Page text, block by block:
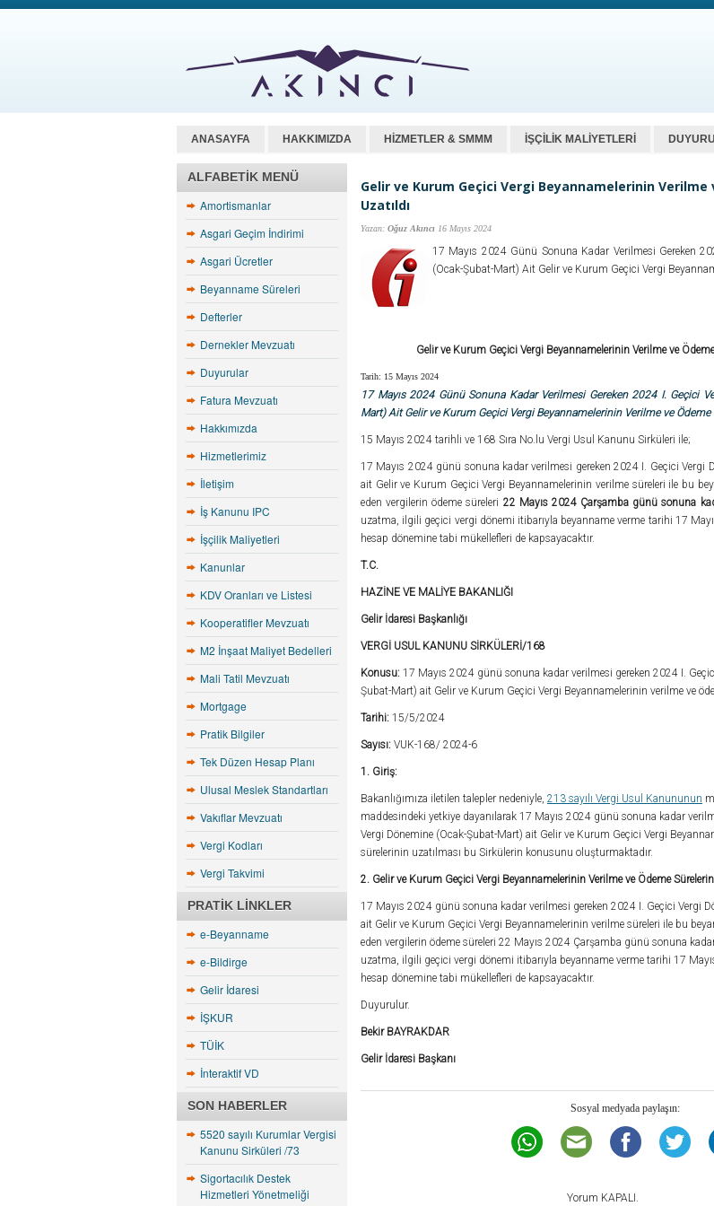
ANASAYFA HAKKIMIZDA HİZMETLER & SMMM İŞÇİLİK MALİYETLERİ
ALFABETIK MENÜ
Amortismanlar
Asgari Geçim İndirimi
Asgari Ücretler
Beyanname Süreleri
Defterler
Dernekler Mevzuatı
Duyurular
Fatura Mevzuatı
Hakkımızda
Hizmetlerimiz
İletişim
İş Kanunu IPC
İşçilik Maliyetleri
Kanunlar
KDV Oranları ve Listesi
Kooperatifler Mevzuatı
M2 İnşaat Maliyet Bedelleri
Mali Tatil Mevzuatı
Mortgage
Pratik Bilgiler
Tek Düzen Hesap Planı
Ulusal Meslek Standartları
Vakıflar Mevzuatı
Vergi Kodları
Vergi Takvimi
PRATIK LINKLER
e-Beyanname
e-Bildirge
Gelir İdaresi
İŞKUR
TÜİK
İnteraktif VD
SON HABERLER
5520 sayılı Kurumlar Vergisi
Kanunu Sirküleri /73
Sigortacılık Destek
Hizmetleri Yönetmeliği
Gelir ve Kurum Geçici Vergi Beyannamelerinin Verilme
Uzatıldı
Yazan: Oğuz Akıncı 16 Mayıs 2024
17 Mayıs 2024 Günü Sonuna Kadar Verilmesi Gereken
(Ocak-Şubat-Mart) Ait Gelir ve Kurum Geçici Vergi
Gelir ve Kurum Geçici Vergi Beyannamelerinin Verilme ve Ödeme
Tarih: 15 Mayıs 2024
17 Mayıs 2024 Günü Sonuna Kadar Verilmesi Gereken 2024 I. Geçici
Mart) Ait Gelir ve Kurum Geçici Vergi Beyannamelerinin Verilme ve Ödeme
15 Mayıs 2024 tarihli ve 168 Sıra No.lu Vergi Usul Kanunu Sirküleri ile;
17 Mayıs 2024 günü sonuna kadar verilmesi gereken 2024 I. Geçici Vergi
ait Gelir ve Kurum Geçici Vergi Beyannamelerinin verilme süreleri ile bu
eden vergilerin ödeme süreleri 22 Mayıs 2024 Çarşamba günü sonuna
uzatma, ilgili geçici vergi dönemi itibarıyla beyanname verme tarihi 17
hesap dönemine tabi mükellefleri de kapsayacaktır.
T.C.
HAZİNE VE MALİYE BAKANLIĞI
Gelir İdaresi Başkanlığı
VERGİ USUL KANUNU SİRKÜLERİ/168
Konusu: 17 Mayıs 2024 günü sonuna kadar verilmesi gereken 2024 I.
Şubat-Mart) ait Gelir ve Kurum Geçici Vergi Beyannamelerinin verilme ve
Tarihi: 15/5/2024
Sayısı: VUK-168/ 2024-6
1. Giriş:
Bakanlığımıza iletilen talepler nedeniyle, 213 sayılı Vergi Usul Kanununun
maddesindeki yetkiye dayanılarak 17 Mayıs 2024 günü sonuna kadar
Vergi Dönemine (Ocak-Şubat-Mart) ait Gelir ve Kurum Geçici Vergi
sürelerinin uzatılması bu Sirkülerin konusunu oluşturmaktadır.
2. Gelir ve Kurum Geçici Vergi Beyannamelerinin Verilme ve Ödeme
17 Mayıs 2024 günü sonuna kadar verilmesi gereken 2024 I. Geçici Vergi
ait Gelir ve Kurum Geçici Vergi Beyannamelerinin verilme süreleri ile bu
eden vergilerin ödeme süreleri 22 Mayıs 2024 Çarşamba günü sonuna
uzatma, ilgili geçici vergi dönemi itibarıyla beyanname verme tarihi 17
hesap dönemine tabi mükellefleri de kapsayacaktır.
Duyurulur.
Bekir BAYRAKDAR
Gelir İdaresi Başkanı
Sosyal medyada paylaşın:
Yorum KAPALI.